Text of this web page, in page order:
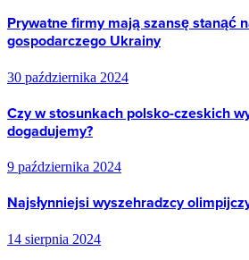
Prywatne firmy mają szansę stanąć
gospodarczego Ukrainy
30 października 2024
Czy w stosunkach polsko-czeskich
dogadujemy?
9 października 2024
Najsłynniejsi wyszehradzcy
14 sierpnia 2024